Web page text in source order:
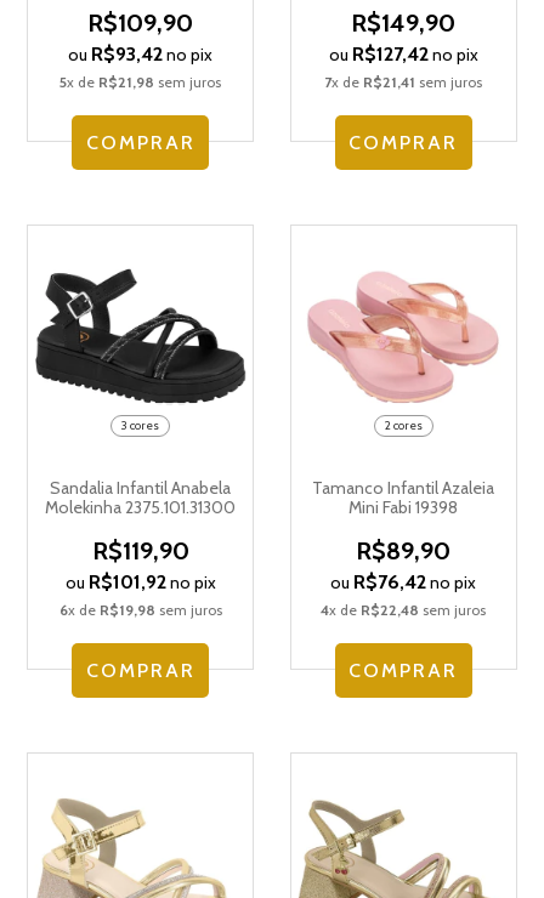
R$109,90
ou R$93,42no pix
5x de R$21,98 sem juros
COMPRAR
R$149,90
ou R$127,42no pix
7x de R$21,41 sem juros
COMPRAR
3 cores
Sandalia Infantil Anabela
Molekinha 2375.101.31300
R$119,90
ou R$101,92no pix
6x de R$19,98 sem juros
COMPRAR
2 cores
Tamanco Infantil Azaleia
Mini Fabi 19398
R$89,90
ou R$76,42no pix
4x de R$22,48 sem juros
COMPRAR